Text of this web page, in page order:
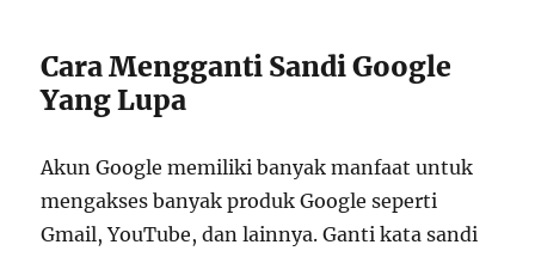
Cara Mengganti Sandi Google
Yang Lupa
Akun Google memiliki banyak manfaat untuk
mengakses banyak produk Google seperti
Gmail, YouTube, dan lainnya. Ganti kata sandi